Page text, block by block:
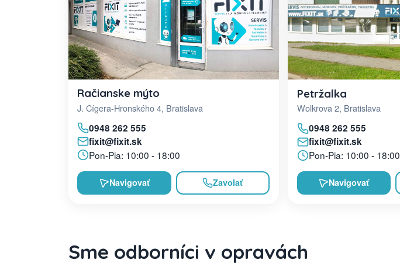
Račianske mýto
J. Cígera-Hronského 4, Bratislava
0948 262 555
fixit@fixit.sk
Pon-Pia: 10:00 - 18:00
Navigovať Zavolať
Petržalka
Wolkrova 2, Bratislava
0948 262 555
fixit@fixit.sk
Pon-Pia: 10:00 - 18:00
Navigovať
Sme odborníci v opravách